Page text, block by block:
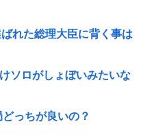
れた総理大臣に背く事は
ソロがしょぼいみたいな
っちが良いの？